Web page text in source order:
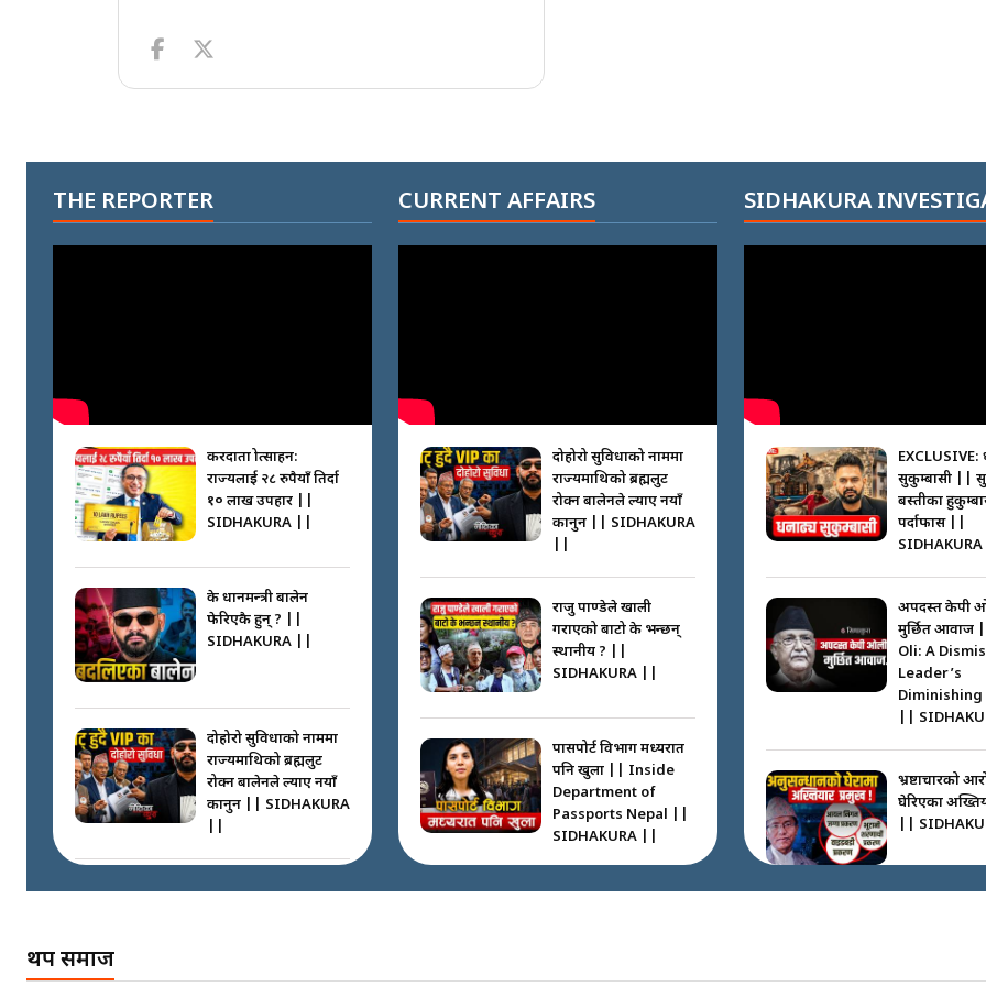
THE REPORTER
करदाता प्रोत्साहन:
राज्यलाई २८ रुपैयाँ तिर्दा
१० लाख उपहार ||
SIDHAKURA ||
के प्रधानमन्त्री बालेन
फेरिएकै हुन् ? ||
SIDHAKURA ||
दोहोरो सुविधाको नाममा
राज्यमाथिको ब्रह्मलुट
रोक्न बालेनले ल्याए नयाँ
कानुन || SIDHAKURA
निम्सदाइसँगै अस्ताएका
foot with Nimsdai |
CURRENT AFFAIRS
दोहोरो सुविधाको नाममा
राज्यमाथिको ब्रह्मलुट
रोक्न बालेनले ल्याए नयाँ
कानुन || SIDHAKURA
राजु पाण्डेले खाली
गराएको बाटो के भन्छन्
स्थानीय ? ||
SIDHAKURA ||
पासपोर्ट विभाग मध्यरात
पनि खुला || Inside
Department of
Passports Nepal ||
SIDHAKURA ||
SIDHAKURA
EXCLUSIVE:
सुकुम्बासी ||
बस्तीका
पर्दाफास ||
SIDHAKURA
अपदस्त केपी
मुर्छित आवाज
Oli: A
Leader’s
Diminishing
||
भ्रष्टाचारको
घेरिएका
||
थप समाज